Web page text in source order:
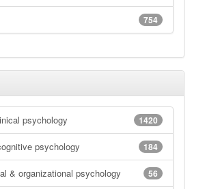
754
1420
psychology
184
psychology
56
& organizational psychology